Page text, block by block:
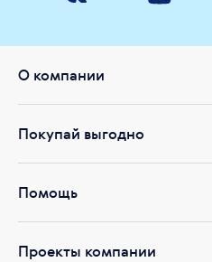
О компании
Покупай выгодно
Помощь
Проекты компании